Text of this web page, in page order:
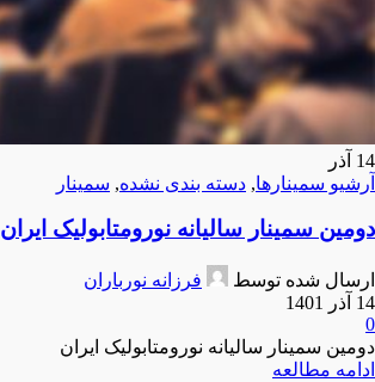
14 آذر
آرشیو سمینارها, دسته بندی نشده, سمینار
دومین سمینار سالیانه نورومتابولیک ایران
ارسال شده توسط
فرزانه نورباران
14 آذر 1401
0
دومین سمینار سالیانه نورومتابولیک ایران
ادامه مطالعه